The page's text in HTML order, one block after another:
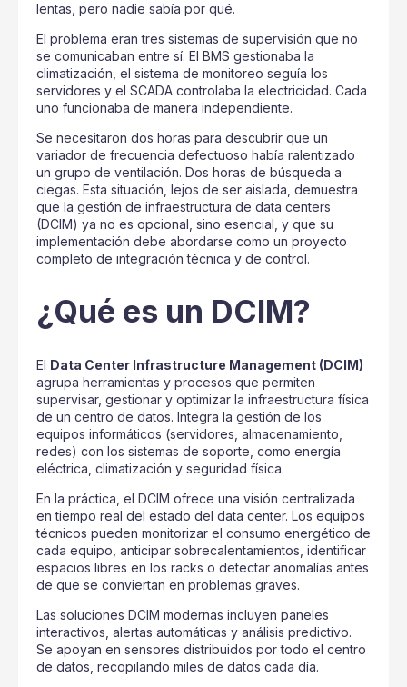
lentas, pero nadie sabía por qué.
El problema eran tres sistemas de supervisión que no
se comunicaban entre sí. El BMS gestionaba la
climatización, el sistema de monitoreo seguía los
servidores y el SCADA controlaba la electricidad. Cada
uno funcionaba de manera independiente.
Se necesitaron dos horas para descubrir que un
variador de frecuencia defectuoso había ralentizado
un grupo de ventilación. Dos horas de búsqueda a
ciegas. Esta situación, lejos de ser aislada, demuestra
que la gestión de infraestructura de data centers
(DCIM) ya no es opcional, sino esencial, y que su
implementación debe abordarse como un proyecto
completo de integración técnica y de control.
¿Qué es un DCIM?
El Data Center Infrastructure Management (DCIM)
agrupa herramientas y procesos que permiten
supervisar, gestionar y optimizar la infraestructura física
de un centro de datos. Integra la gestión de los
equipos informáticos (servidores, almacenamiento,
redes) con los sistemas de soporte, como energía
eléctrica, climatización y seguridad física.
En la práctica, el DCIM ofrece una visión centralizada
en tiempo real del estado del data center. Los equipos
técnicos pueden monitorizar el consumo energético de
cada equipo, anticipar sobrecalentamientos, identificar
espacios libres en los racks o detectar anomalías antes
de que se conviertan en problemas graves.
Las soluciones DCIM modernas incluyen paneles
interactivos, alertas automáticas y análisis predictivo.
Se apoyan en sensores distribuidos por todo el centro
de datos, recopilando miles de datos cada día.